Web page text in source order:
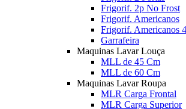
Frigorif. 2p No Frost
Frigorif. Americanos
Frigorif. Americanos
Garrafeira
Maquinas Lavar Louça
MLL de 45 Cm
MLL de 60 Cm
Maquinas Lavar Roupa
MLR Carga Frontal
MLR Carga Superior